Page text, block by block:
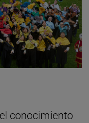
conocimiento